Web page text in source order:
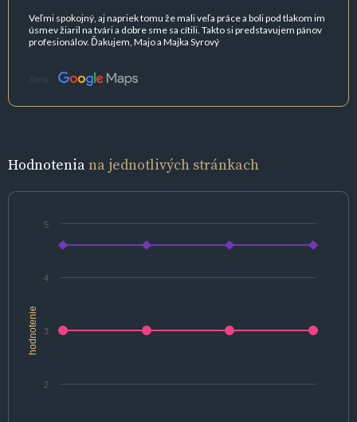
Veľmi spokojný, aj napriek tomu že mali veľa práce a boli pod tlakom im
úsmev žiaril na tvári a dobre sme sa cítili. Takto si predstavujem pánov
profesionálov. Ďakujem, Majo a Majka Syrový
Zdroj:
Hodnoteniana jednotlivých stránkach
hodnotenie
2
3
4
5